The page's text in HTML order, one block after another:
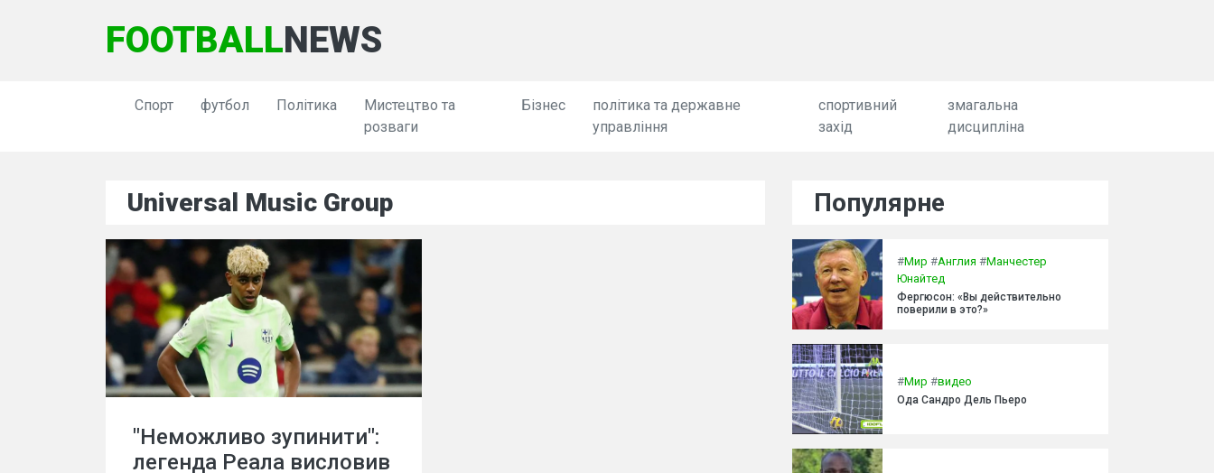
FOOTBALLNEWS
Спорт футбол Політика
Мистецтво та
розваги
Бізнес
політика та державне
управління
спортивний
захід
змагальна
дисципліна
Universal Music Group
"Неможливо зупинити":
легенда Реала висловив
Популярне
#Мир #Англия #Манчестер
Юнайтед
Фергюсон: «Вы действительно
поверили в это?»
#Мир #видео
Ода Сандро Дель Пьеро